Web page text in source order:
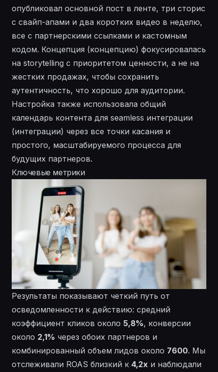
опубликовал основной пост в ленте, три сторис
с свайп-апами и два коротких видео в неделю,
все с партнерскими ссылками и кастомным
кодом. Концепция (концепцию) фокусировалась
на storytelling с приоритетом ценности, а не на
жестких продажах, чтобы сохранить
аутентичность, что хорошо для аудитории.
Настройка также использовала общий
календарь контента для seamless интеграции
(интеграции) через все точки касания и
простого, масштабируемого процесса для
будущих партнеров.
Ключевые метрики
Результаты показывают четкий путь от
осведомленности к действию: средний
коэффициент кликов около 5,8%, конверсии
около 2,1% через обоих партнеров и
комбинированный объем лидов около 7600. Мы
отслеживали ROAS близкий к 4,2x и наблюдали